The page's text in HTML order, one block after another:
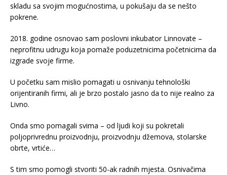
skladu sa svojim mogućnostima, u pokušaju da se nešto
pokrene.
2018. godine osnovao sam poslovni inkubator Linnovate –
neprofitnu udrugu koja pomaže poduzetnicima početnicima da
izgrade svoje firme.
U početku sam mislio pomagati u osnivanju tehnološki
orijentiranih firmi, ali je brzo postalo jasno da to nije realno za
Livno.
Onda smo pomagali svima – od ljudi koji su pokretali
poljoprivrednu proizvodnju, proizvodnju džemova, stolarske
obrte, vrtiće…
S tim smo pomogli stvoriti 50-ak radnih mjesta. Osnivačima